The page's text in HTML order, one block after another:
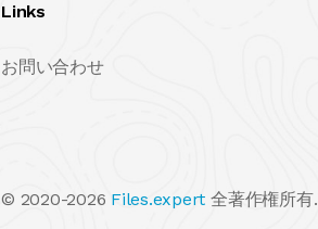
Links
お問い合わせ
© 2020-2026 Files.expert 全著作権所有.